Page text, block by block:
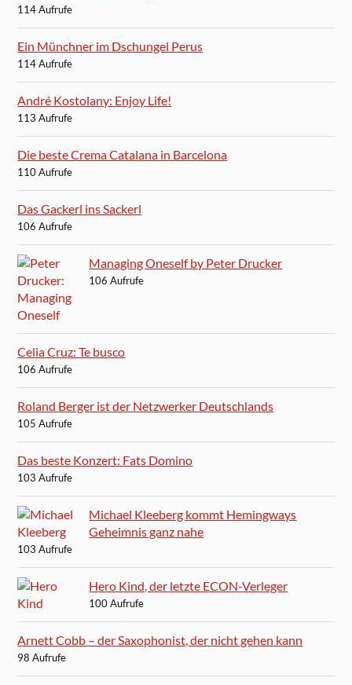
114 Aufrufe
Ein Münchner im Dschungel Perus
114 Aufrufe
André Kostolany: Enjoy Life!
113 Aufrufe
Die beste Crema Catalana in Barcelona
110 Aufrufe
Das Gackerl ins Sackerl
106 Aufrufe
Managing Oneself by Peter Drucker
106 Aufrufe
Celia Cruz: Te busco
106 Aufrufe
Roland Berger ist der Netzwerker Deutschlands
105 Aufrufe
Das beste Konzert: Fats Domino
103 Aufrufe
Michael Kleeberg kommt Hemingways
Geheimnis ganz nahe
103 Aufrufe
Hero Kind, der letzte ECON-Verleger
100 Aufrufe
Arnett Cobb – der Saxophonist, der nicht gehen kann
98 Aufrufe